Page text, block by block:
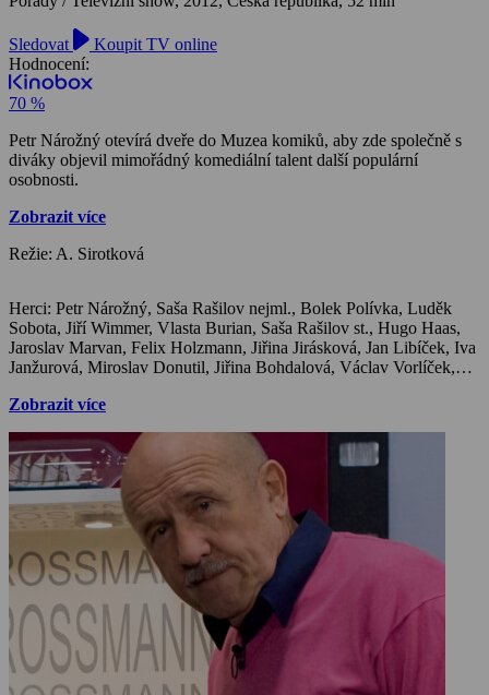
Sledovat
Koupit TV online
Hodnocení:
70 %
Petr Nárožný otevírá dveře do Muzea komiků, aby zde společně s
diváky objevil mimořádný komediální talent další populární
osobnosti.
Zobrazit více
Režie: A. Sirotková
Herci: Petr Nárožný, Saša Rašilov nejml., Bolek Polívka, Luděk Sobota, Jiří Wimmer, Vlasta Burian, Saša Rašilov st., Hugo Haas, Jaroslav Marvan, Felix Holzmann, Jiřina Jirásková, Jan Libíček, Iva Janžurová, Miroslav Donutil, Jiřina Bohdalová, Václav Vorlíček, Vladimír Menšík, Miloš Kopecký, Stella Zázvorková, Jindřich Plachta, Jiří Sovák, Nataša Gollová, Jan Werich, Jiří Voskovec, Jana Kopecká, Milan Hein, Martin Donutil, Jan Vala, Ladislav Gerendáš, Vladimír Pucholt, Jan Schmid, Eva Gerová, Jitka Molavcová, Zdeněk Svěrák, Ladislav Smoljak, Miroslav Horníček, Jiří Grossmann, Jiří Suchý, Miloslav Šimek, Jiří Císler, Oldřich Nový,
Zobrazit více